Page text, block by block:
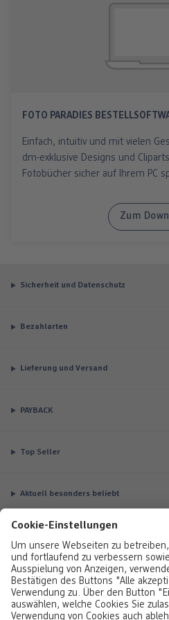
FOTO PARADIES
Einfach, intuitiv und mit vielen
dm-exklusive Designs und Cliparts
Fotobücher sicher auf Ihrem PC
Zum
Sicherheit und Datenschutz
Bezahlarten
Lieferung und Versand
PAYBACK
Top Seller
Aktuell besonders beliebt
Informationen